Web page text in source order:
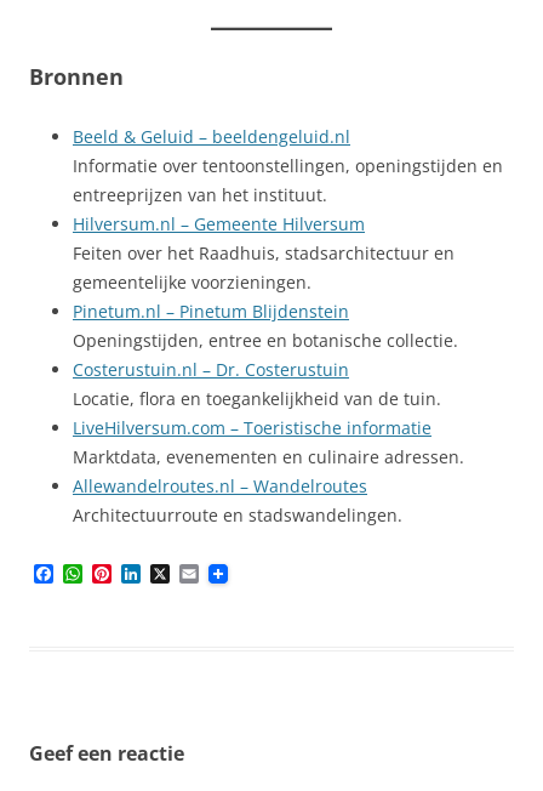
Bronnen
Beeld & Geluid – beeldengeluid.nl
Informatie over tentoonstellingen, openingstijden en
entreeprijzen van het instituut.
Hilversum.nl – Gemeente Hilversum
Feiten over het Raadhuis, stadsarchitectuur en
gemeentelijke voorzieningen.
Pinetum.nl – Pinetum Blijdenstein
Openingstijden, entree en botanische collectie.
Costerustuin.nl – Dr. Costerustuin
Locatie, flora en toegankelijkheid van de tuin.
LiveHilversum.com – Toeristische informatie
Marktdata, evenementen en culinaire adressen.
Allewandelroutes.nl – Wandelroutes
Architectuurroute en stadswandelingen.
W P X E
m
Geef een reactie